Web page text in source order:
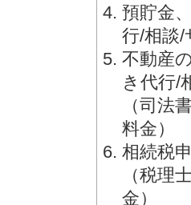
預貯金
行/相談/
不動産
き代行/
（司法
料金）
相続税
（税理
金）